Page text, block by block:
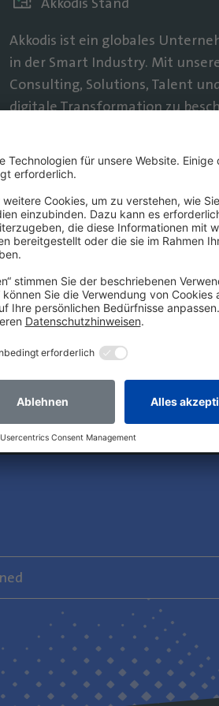
Akkodis ist ein globales
in der Smart Industry. Mit
Consulting, Solutions, Talent
digitale Transformation zu
zur Bewältigung großer
Beschleunigung der
zur Verbesserung der Nutzer-
Experten in 30 Ländern
tiefgreifendem Branchen-
eine nachhaltigere Zukunft
Integration und Vielfalt. Ganz
Smarter Future Together“
nachhaltigere Zukunft ein.